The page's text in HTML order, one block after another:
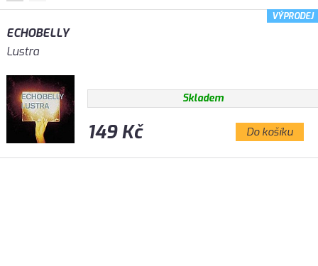
ECHOBELLY
Lustra
Skladem
149 Kč Do košíku
VÝPRODEJ